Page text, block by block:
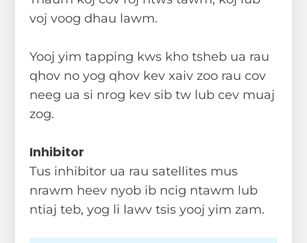
voj voog dhau lawm.
Yooj yim tapping kws kho tsheb ua rau
qhov no yog qhov kev xaiv zoo rau cov
neeg ua si nrog kev sib tw lub cev muaj
zog.
Inhibitor
Tus inhibitor ua rau satellites mus
nrawm heev nyob ib ncig ntawm lub
ntiaj teb, yog li lawv tsis yooj yim zam.